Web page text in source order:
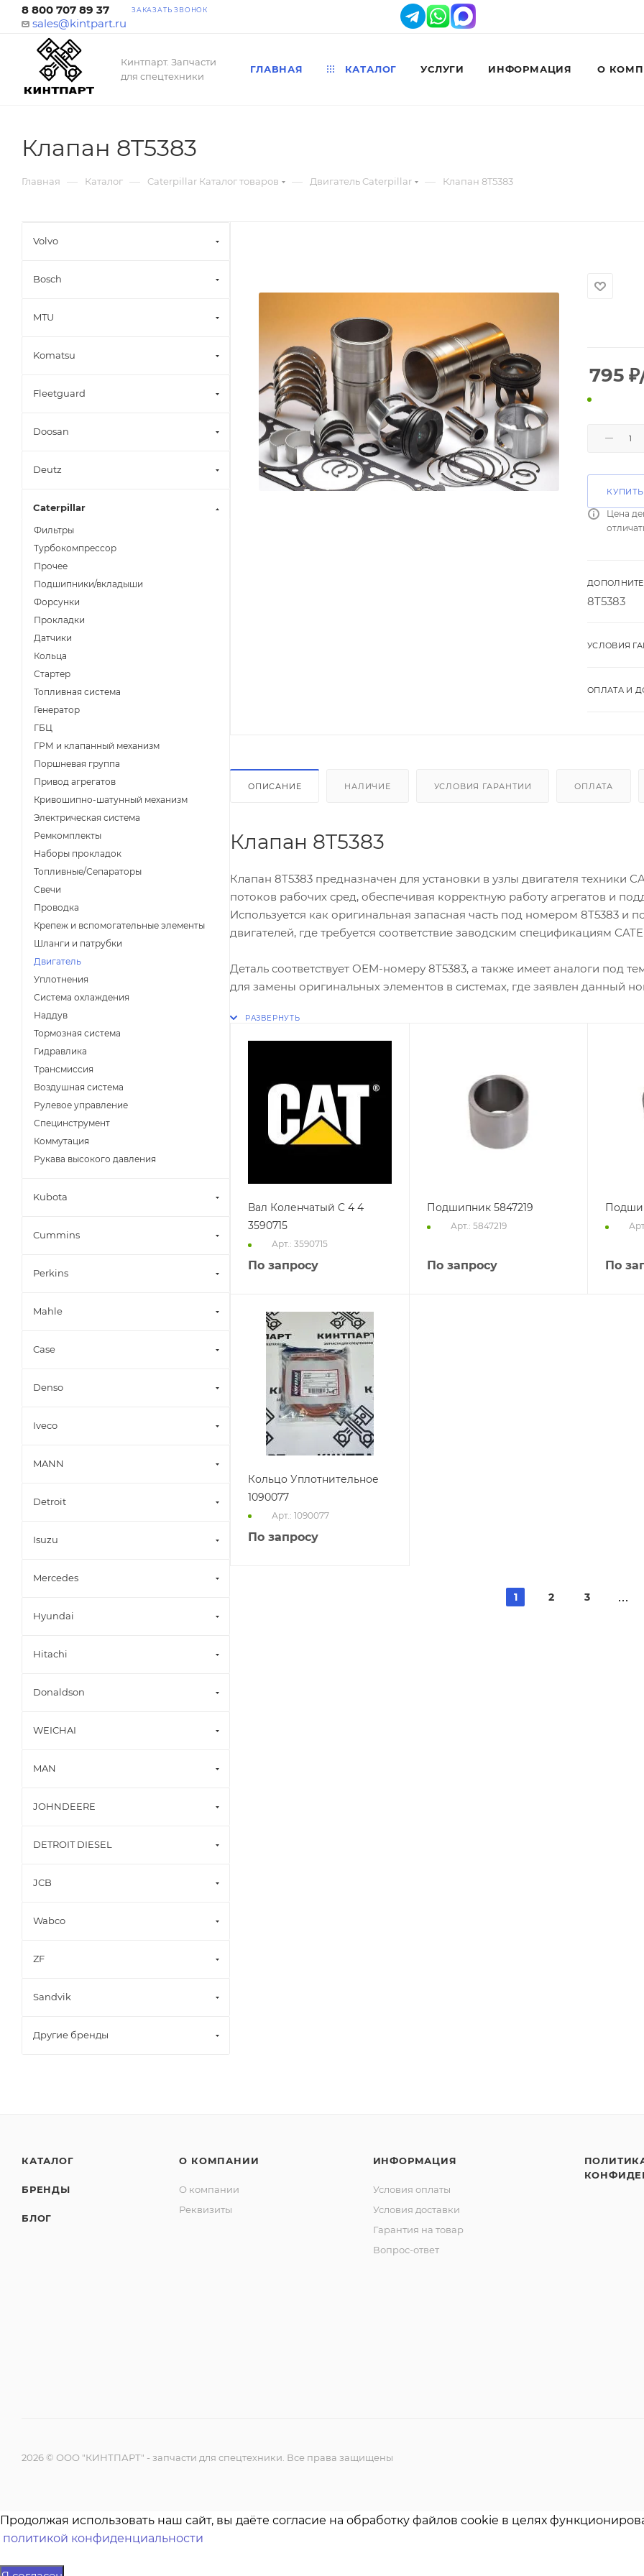
8 800 707 89 37 ЗАКАЗАТЬ ЗВОНОК
sales@kintpart.ru
Кинтпарт. Запчасти
для спецтехники
ГЛАВНАЯ КАТАЛОГ УСЛУГИ ИНФОРМАЦИЯ О
Клапан 8T5383
Главная — Каталог — Caterpillar Каталог товаров — Двигатель Caterpillar — Клапан 8T5383
795 ₽
Цена
8T5383
УСЛОВИЯ
ОПЛАТА И
ОПИСАНИЕ НАЛИЧИЕ УСЛОВИЯ ГАРАНТИИ ОПЛАТА
Клапан 8T5383
Клапан 8T5383 предназначен для установки в узлы двигателя техники
потоков рабочих сред, обеспечивая корректную работу агрегатов и
Используется как оригинальная запасная часть под номером 8T5383 и
двигателей, где требуется соответствие заводским спецификациям
Деталь соответствует OEM-номеру 8T5383, а также имеет аналоги под
для замены оригинальных элементов в системах, где заявлен данный
Вал Коленчатый C 4 4
3590715
Арт.: 3590715
По запросу
Подшипник 5847219
Арт.: 5847219
По запросу По
Кольцо Уплотнительное
1090077
Арт.: 1090077
По запросу
1 2 3
Volvo
Bosch
MTU
Komatsu
Fleetguard
Doosan
Deutz
Caterpillar
Фильтры
Турбокомпрессор
Прочее
Подшипники/вкладыши
Форсунки
Прокладки
Датчики
Кольца
Стартер
Топливная система
Генератор
ГБЦ
ГРМ и клапанный механизм
Поршневая группа
Привод агрегатов
Кривошипно-шатунный механизм
Электрическая система
Ремкомплекты
Наборы прокладок
Топливные/Сепараторы
Свечи
Проводка
Крепеж и вспомогательные элементы
Шланги и патрубки
Двигатель
Уплотнения
Система охлаждения
Наддув
Тормозная система
Гидравлика
Трансмиссия
Воздушная система
Рулевое управление
Специнструмент
Коммутация
Рукава высокого давления
Kubota
Cummins
Perkins
Mahle
Case
Denso
Iveco
MANN
Detroit
Isuzu
Mercedes
Hyundai
Hitachi
Donaldson
WEICHAI
MAN
JOHNDEERE
DETROIT DIESEL
JCB
Wabco
ZF
Sandvik
Другие бренды
КАТАЛОГ
БРЕНДЫ
БЛОГ
О КОМПАНИИ
О компании
Реквизиты
ИНФОРМАЦИЯ
Условия оплаты
Условия доставки
Гарантия на товар
Вопрос-ответ
2026 © ООО "КИНТПАРТ" - запчасти для спецтехники. Все права защищены
Продолжая использовать наш сайт, вы даёте согласие на обработку файлов cookie в целях
политикой конфиденциальности